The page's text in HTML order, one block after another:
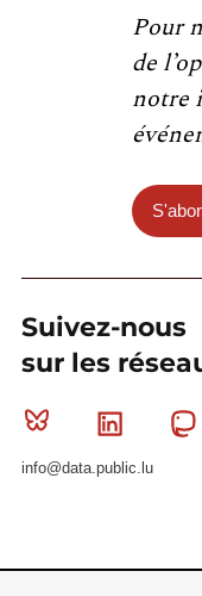
Pour
de
notre
Suivez-nous
sur les
Bluesky
info@data.public.lu